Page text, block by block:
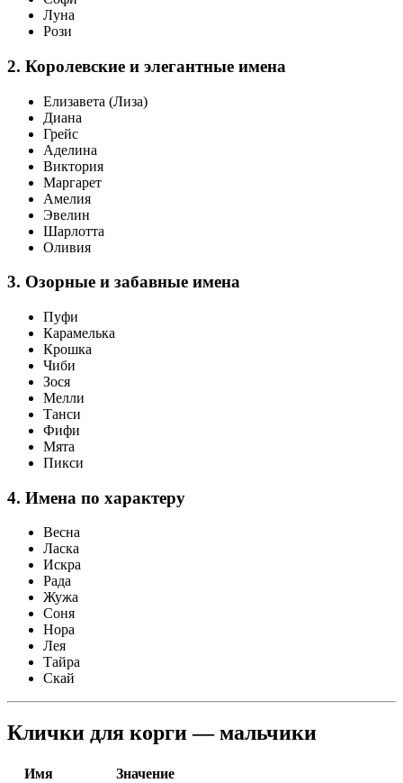
Луна
Рози
2. Королевские и элегантные имена
Елизавета (Лиза)
Диана
Грейс
Аделина
Виктория
Маргарет
Амелия
Эвелин
Шарлотта
Оливия
3. Озорные и забавные имена
Пуфи
Карамелька
Крошка
Чиби
Зося
Мелли
Танси
Фифи
Мята
Пикси
4. Имена по характеру
Весна
Ласка
Искра
Рада
Жужа
Соня
Нора
Лея
Тайра
Скай
Клички для корги — мальчики
Имя
Значение